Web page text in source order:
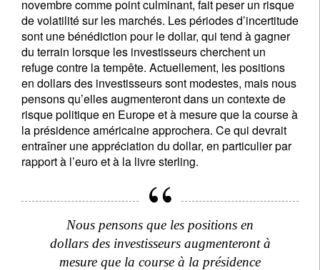
novembre comme point culminant, fait peser un risque
de volatilité sur les marchés. Les périodes d’incertitude
sont une bénédiction pour le dollar, qui tend à gagner
du terrain lorsque les investisseurs cherchent un
refuge contre la tempête. Actuellement, les positions
en dollars des investisseurs sont modestes, mais nous
pensons qu’elles augmenteront dans un contexte de
risque politique en Europe et à mesure que la course à
la présidence américaine approchera. Ce qui devrait
entraîner une appréciation du dollar, en particulier par
rapport à l’euro et à la livre sterling.
Nous pensons que les positions en
dollars des investisseurs augmenteront à
mesure que la course à la présidence